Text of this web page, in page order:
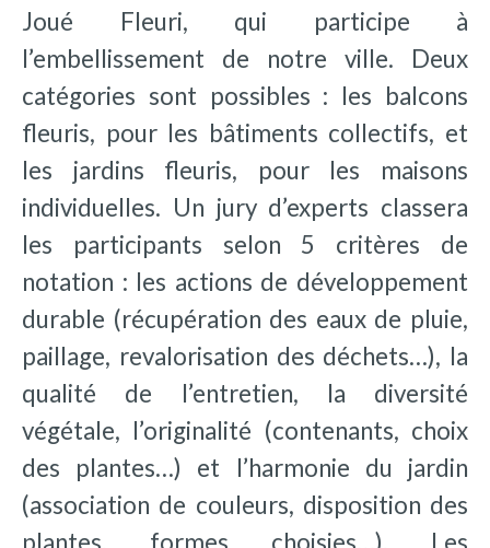
Joué Fleuri, qui participe à
l’embellissement de notre ville. Deux
catégories sont possibles : les balcons
fleuris, pour les bâtiments collectifs, et
les jardins fleuris, pour les maisons
individuelles. Un jury d’experts classera
les participants selon 5 critères de
notation : les actions de développement
durable (récupération des eaux de pluie,
paillage, revalorisation des déchets…), la
qualité de l’entretien, la diversité
végétale, l’originalité (contenants, choix
des plantes…) et l’harmonie du jardin
(association de couleurs, disposition des
plantes, formes choisies…). Les